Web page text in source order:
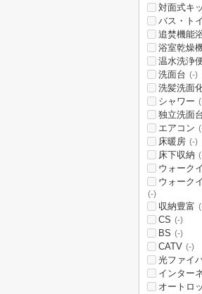
対面式キ
バス・ト
追焚機能
浴室乾燥
温水洗浄
洗面台 (-)
洗髪洗面
シャワー
独立洗面
エアコン
床暖房 (-)
床下収納
ウォーク
ウォーク
(-)
収納豊富
CS (-)
BS (-)
CATV (-)
光ファイ
インター
オートロ